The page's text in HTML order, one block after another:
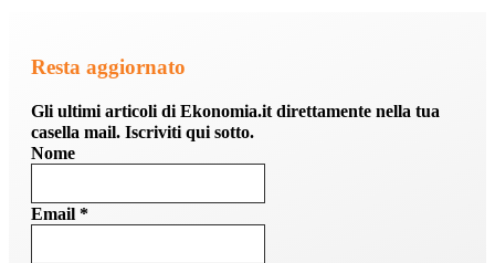
Resta aggiornato
Gli ultimi articoli di Ekonomia.it direttamente nella tua
casella mail. Iscriviti qui sotto.
Nome
Email *